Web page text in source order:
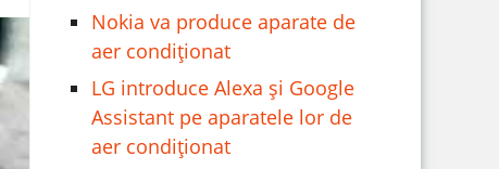
Nokia va produce aparate de
aer condiționat
LG introduce Alexa și Google
Assistant pe aparatele lor de
aer condiționat